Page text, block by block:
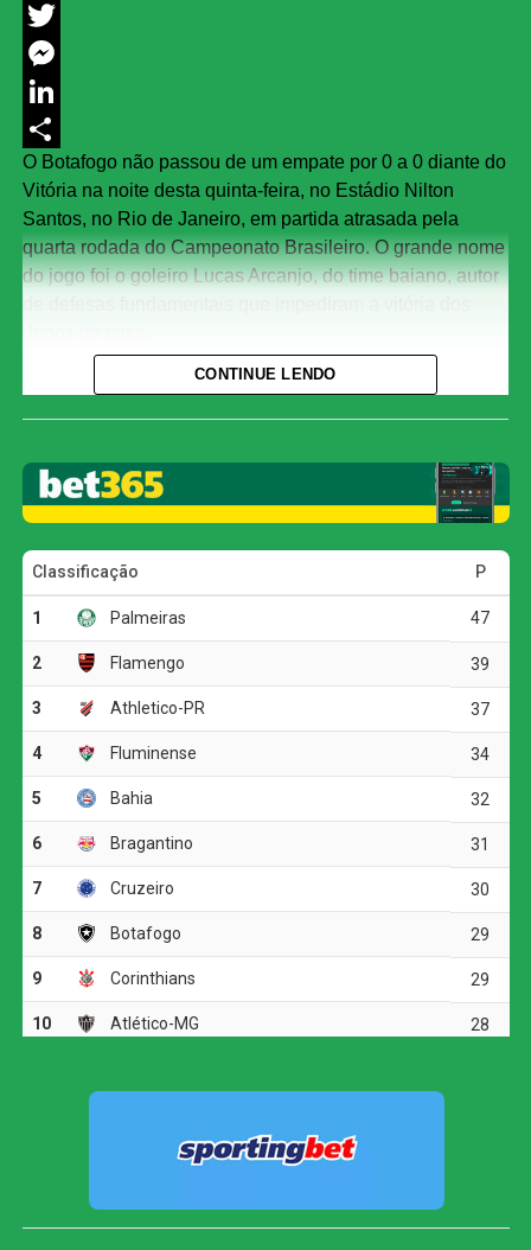
Facebook
Twitter
Messenger
LinkedIn
Share
O Botafogo não passou de um empate por 0 a 0 diante do
Vitória na noite desta quinta-feira, no Estádio Nilton
Santos, no Rio de Janeiro, em partida atrasada pela
quarta rodada do Campeonato Brasileiro. O grande nome
do jogo foi o goleiro Lucas Arcanjo, do time baiano, autor
O resultado deixou as duas equipes em situação muito
posição e o baiano em 11º. Com isso, ambos
ultrapassaram São Paulo e Atlético-MG, que aparecem
logo abaixo, com 25 pontos cada.
O primeiro tempo foi movimentado e o Botafogo teve a
iniciativa, criando as chances mais claras da etapa inicial.
Aos 12 minutos, Arthur Cabral finalizou de dentro da área
e exigiu ótima intervenção de Lucas Arcanjo. Pouco
depois, aos 19, o goleiro voltou a aparecer, dessa vez
defendendo chute rasteiro de Matheus Martins e
mantendo o placar zerado.
Na segunda etapa, o time da casa manteve a pressão
acertou a trave com um finalização perigosa. Aos 12
minutos, Arthur Cabral voltou a ameaçar em jogada de
cabeça, mas Arcanjo mais uma vez foi bem, indo ao chão
para realizar a defesa e confirmar sua atuação de
destaque na partida.
Apesar do domínio botafoguense, o Vitória conteve os
CONTINUE LENDO